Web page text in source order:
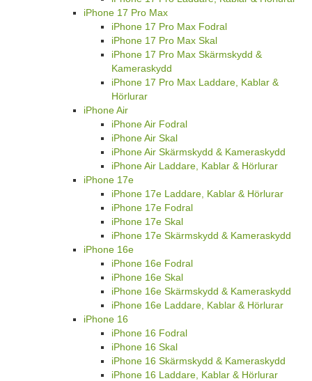
iPhone 17 Pro Max
iPhone 17 Pro Max Fodral
iPhone 17 Pro Max Skal
iPhone 17 Pro Max Skärmskydd &
Kameraskydd
iPhone 17 Pro Max Laddare, Kablar &
Hörlurar
iPhone Air
iPhone Air Fodral
iPhone Air Skal
iPhone Air Skärmskydd & Kameraskydd
iPhone Air Laddare, Kablar & Hörlurar
iPhone 17e
iPhone 17e Laddare, Kablar & Hörlurar
iPhone 17e Fodral
iPhone 17e Skal
iPhone 17e Skärmskydd & Kameraskydd
iPhone 16e
iPhone 16e Fodral
iPhone 16e Skal
iPhone 16e Skärmskydd & Kameraskydd
iPhone 16e Laddare, Kablar & Hörlurar
iPhone 16
iPhone 16 Fodral
iPhone 16 Skal
iPhone 16 Skärmskydd & Kameraskydd
iPhone 16 Laddare, Kablar & Hörlurar